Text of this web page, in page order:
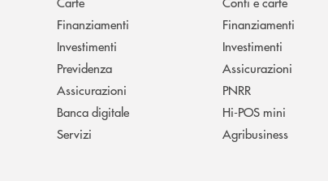
Finanziamenti
Investimenti
Previdenza
Assicurazioni
Banca digitale
Servizi
Finanziamenti
Investimenti
Assicurazioni
PNRR
Hi-POS mini
Agribusiness